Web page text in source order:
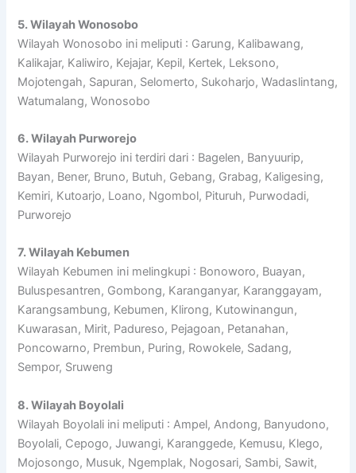
5. Wilayah Wonosobo
Wilayah Wonosobo ini meliputi : Garung, Kalibawang,
Kalikajar, Kaliwiro, Kejajar, Kepil, Kertek, Leksono,
Mojotengah, Sapuran, Selomerto, Sukoharjo, Wadaslintang,
Watumalang, Wonosobo
6. Wilayah Purworejo
Wilayah Purworejo ini terdiri dari : Bagelen, Banyuurip,
Bayan, Bener, Bruno, Butuh, Gebang, Grabag, Kaligesing,
Kemiri, Kutoarjo, Loano, Ngombol, Pituruh, Purwodadi,
Purworejo
7. Wilayah Kebumen
Wilayah Kebumen ini melingkupi : Bonoworo, Buayan,
Buluspesantren, Gombong, Karanganyar, Karanggayam,
Karangsambung, Kebumen, Klirong, Kutowinangun,
Kuwarasan, Mirit, Padureso, Pejagoan, Petanahan,
Poncowarno, Prembun, Puring, Rowokele, Sadang,
Sempor, Sruweng
8. Wilayah Boyolali
Wilayah Boyolali ini meliputi : Ampel, Andong, Banyudono,
Boyolali, Cepogo, Juwangi, Karanggede, Kemusu, Klego,
Mojosongo, Musuk, Ngemplak, Nogosari, Sambi, Sawit,